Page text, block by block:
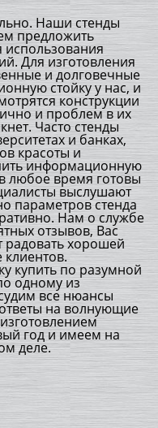
Наши стенды
предложить
использования
Для изготовления
и долговечные
стойку у нас, и
конструкции
и проблем в их
Часто стенды
и банках,
красоты и
информационную
любое время готовы
выслушают
параметров стенда
Нам о службе
отзывов, Вас
радовать хорошей
купить по разумной
одному из
все нюансы
на волнующие
год и имеем на
деле.